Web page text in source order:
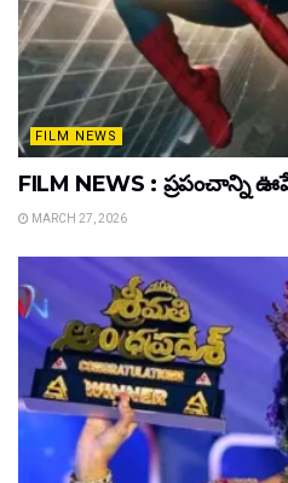
FILM NEWS
FILM NEWS : ప్రపంచాన్ని
MARCH 27, 2026